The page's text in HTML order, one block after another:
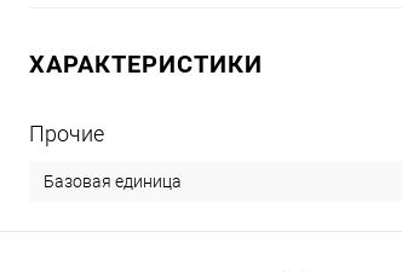
ХАРАКТЕРИСТИКИ
Прочие
Базовая единица